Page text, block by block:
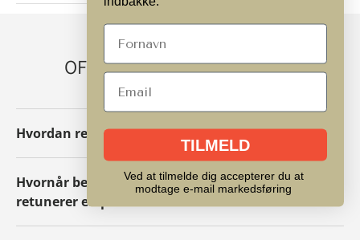
OFTE STILLEDE SPØRGSMÅL
Hvordan retunerer/ombytter jeg en pakke?
Hvornår betaler i pengene tilbage hvis jeg
retunerer en pakke?
TILMELD
Ved at tilmelde dig accepterer du at
modtage e-mail markedsføring